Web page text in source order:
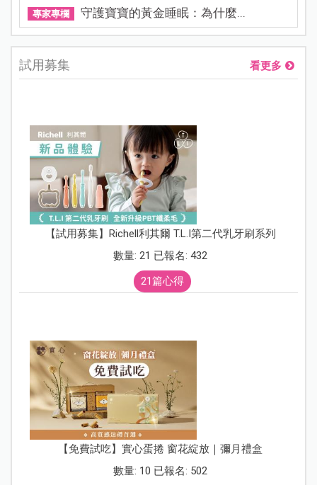
專家專欄 守護寶寶的黃金睡眠：為什麼...
試用募集 看更多
【試用募集】Richell利其爾 T.L.I第二代乳牙刷系列
數量: 21 已報名: 432
21篇心得
【免費試吃】實心蛋捲 窗花綻放｜彌月禮盒
數量: 10 已報名: 502